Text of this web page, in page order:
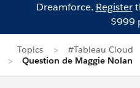
Dreamforce. Register
$999
Topics
#Tableau Cloud
Question de Maggie Nolan